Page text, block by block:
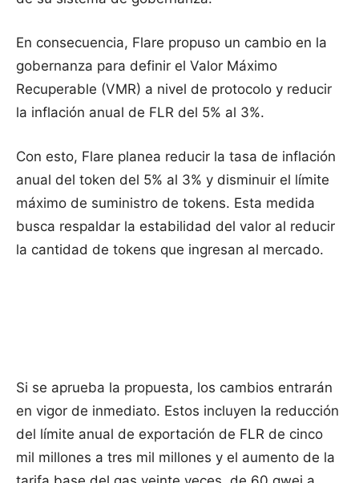
En consecuencia, Flare propuso un cambio en la
gobernanza para definir el Valor Máximo
Recuperable (VMR) a nivel de protocolo y reducir
la inflación anual de FLR del 5% al 3%.
Con esto, Flare planea reducir la tasa de inflación
anual del token del 5% al 3% y disminuir el límite
máximo de suministro de tokens. Esta medida
busca respaldar la estabilidad del valor al reducir
la cantidad de tokens que ingresan al mercado.
Si se aprueba la propuesta, los cambios entrarán
en vigor de inmediato. Estos incluyen la reducción
del límite anual de exportación de FLR de cinco
mil millones a tres mil millones y el aumento de la